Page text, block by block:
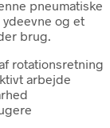
pneumatiske
og et
brug.
rotationsretning
arbejde